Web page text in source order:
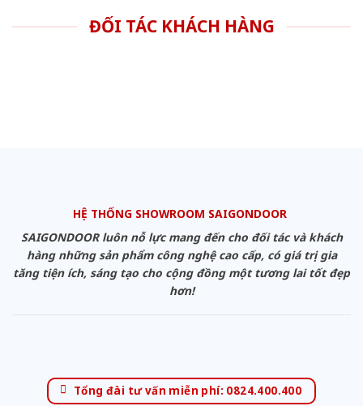
ĐỐI TÁC KHÁCH HÀNG
HỆ THỐNG SHOWROOM SAIGONDOOR
SAIGONDOOR luôn nỗ lực mang đến cho đối tác và khách
hàng những sản phẩm công nghệ cao cấp, có giá trị gia
tăng tiện ích, sáng tạo cho cộng đồng một tương lai tốt đẹp
hơn!
Tổng đài tư vấn miễn phí: 0824.400.400